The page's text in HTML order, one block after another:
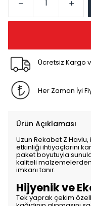
Ücretsiz Kargo
Her Zaman İyi
Ürün Açıklaması
Uzun Rekabet Z
etkinliği ihtiyaçlarını
paket boyutuyla
kaliteli
imkanı tanır.
Hijyenik ve
Tek yaprak çekim